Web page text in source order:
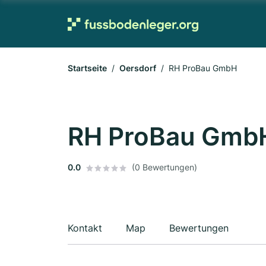
Startseite Oersdorf RH ProBau GmbH
RH ProBau
0.0 (0 Bewertungen)
Kontakt Map Bewertungen